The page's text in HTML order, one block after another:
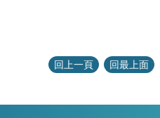
回上一頁 回最上面